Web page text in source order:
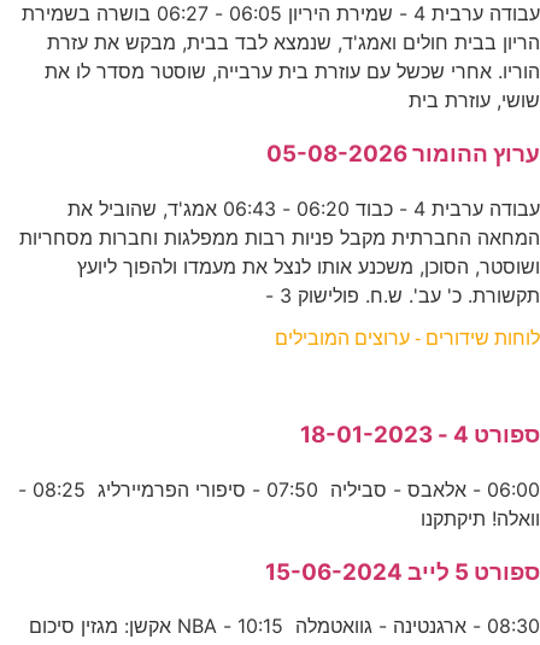
עבודה ערבית 4 - שמירת היריון 06:05 - 06:27 בושרה בשמירת
הריון בבית חולים ואמג'ד, שנמצא לבד בבית, מבקש את עזרת
הוריו. אחרי שכשל עם עוזרת בית ערבייה, שוסטר מסדר לו את
שושי, עוזרת בית
ערוץ ההומור 05-08-2026
עבודה ערבית 4 - כבוד 06:20 - 06:43 אמג'ד, שהוביל את
המחאה החברתית מקבל פניות רבות ממפלגות וחברות מסחריות
ושוסטר, הסוכן, משכנע אותו לנצל את מעמדו ולהפוך ליועץ
תקשורת. כ' עב'. ש.ח. פולישוק 3 -
לוחות שידורים - ערוצים המובילים
ספורט 4 - 18-01-2023
06:00 - אלאבס - סביליה 07:50 - סיפורי הפרמיירליג 08:25 -
וואלה! תיקתקנו
ספורט 5 לייב 15-06-2024
08:30 - ארגנטינה - גוואטמלה 10:15 - NBA אקשן: מגזין סיכום